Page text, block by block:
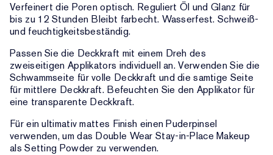
Verfeinert die Poren optisch. Reguliert Öl und Glanz für
bis zu 12 Stunden Bleibt farbecht. Wasserfest. Schweiß-
und feuchtigkeitsbeständig.
Passen Sie die Deckkraft mit einem Dreh des
zweiseitigen Applikators individuell an. Verwenden Sie die
Schwammseite für volle Deckkraft und die samtige Seite
für mittlere Deckkraft. Befeuchten Sie den Applikator für
eine transparente Deckkraft.
Für ein ultimativ mattes Finish einen Puderpinsel
verwenden, um das Double Wear Stay-in-Place Makeup
als Setting Powder zu verwenden.